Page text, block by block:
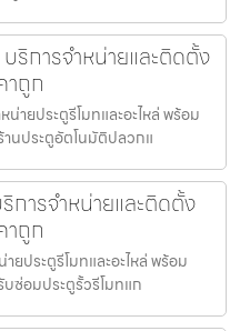
ริการจำหน่ายและติดตั้ง
าถูก
ายประตูรีโมทและอะไหล่ พร้อม
นประตูอัตโนมัติปลวกแ
การจำหน่ายและติดตั้ง
าถูก
ยประตูรีโมทและอะไหล่ พร้อม
ซ่อมประตูรั้วรีโมทแก